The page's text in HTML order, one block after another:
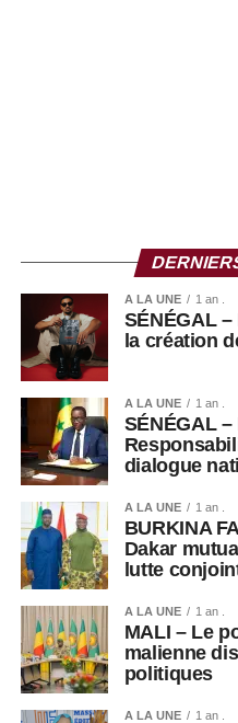
A LA UNE 1 an .
SÉNÉGAL
la création
A LA UNE 1 an .
SÉNÉGAL
dialogue
A LA UNE 1 an .
BURKINA
Dakar
lutte
A LA UNE 1 an .
MALI – Le
malienne
politiques
A LA UNE 1 an .